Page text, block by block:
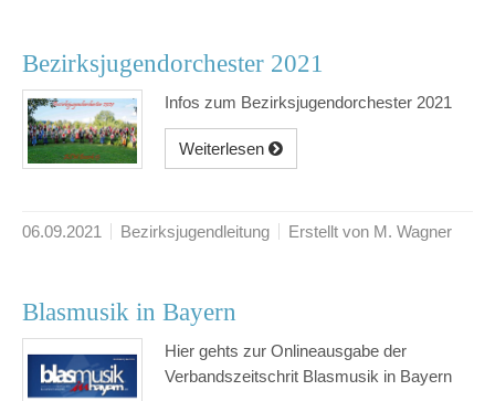
Bezirksjugendorchester 2021
Infos zum Bezirksjugendorchester 2021
Weiterlesen
06.09.2021 Bezirksjugendleitung Erstellt von M. Wagner
Blasmusik in Bayern
Hier gehts zur Onlineausgabe der
Verbandszeitschrit Blasmusik in Bayern